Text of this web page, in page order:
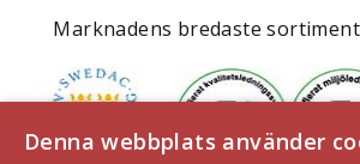
Marknadens bredaste
Denna webbplats använder